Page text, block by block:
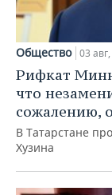
Общество 03
Рифкат
что
сожалению,
В Татарстане
Хузина